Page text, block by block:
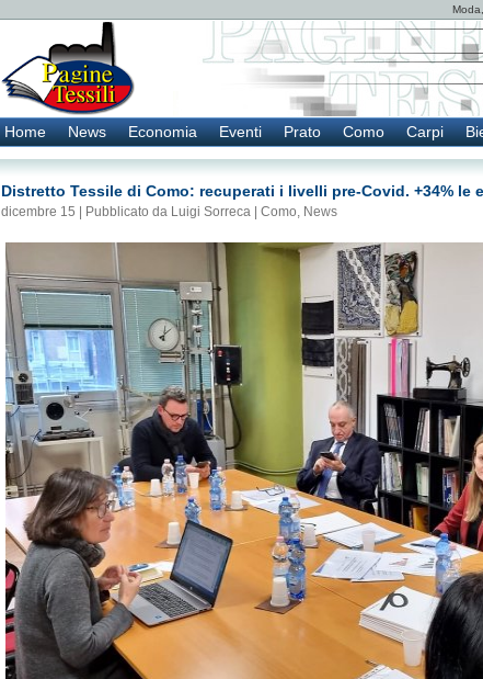
Home News Economia Eventi Prato Como Carpi
Distretto Tessile di Como: recuperati i livelli pre-Covid. +34% le
dicembre 15 | Pubblicato da Luigi Sorreca | Como, News